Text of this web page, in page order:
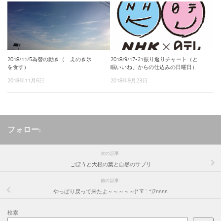
2018/11/5為替の動き（ えのき氷
を食す）
2018年11月6日
2018/9/17-21振り返りチャート（と
眠いいね、からの仕込みの日曜日）
2018年9月23日
フォロー:
次の記事
ごぼうと大根の葉と自然のサプリ
前の記事
やっぱり戻って来たよ～～～～～(*´∇｀*)ｱﾊﾊﾊﾊ
検索